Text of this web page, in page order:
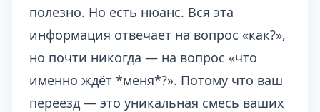
полезно. Но есть нюанс. Вся эта
информация отвечает на вопрос «как?»,
но почти никогда — на вопрос «что
именно ждёт *меня*?». Потому что ваш
переезд — это уникальная смесь ваших